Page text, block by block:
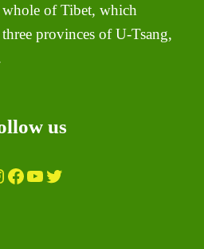
whole of Tibet, which
provinces of U-Tsang,
us
Facebook YouTube Twitter